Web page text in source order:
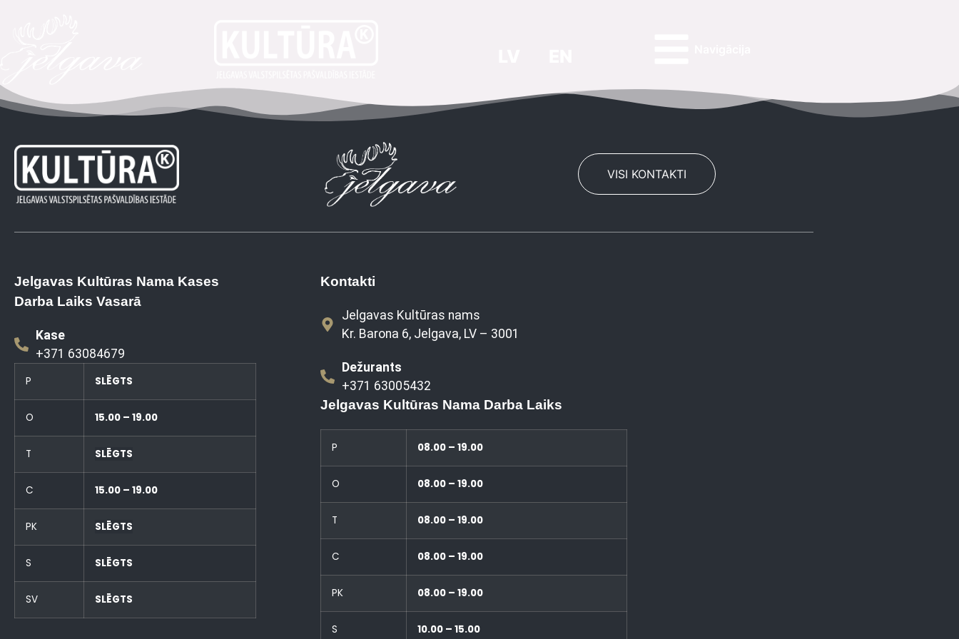
VISI KONTAKTI
Jelgavas Kultūras Nama Kases
Darba Laiks Vasarā
Kase
+371 63084679
P SLĒGTS
O 15.00 – 19.00
T SLĒGTS
C 15.00 – 19.00
PK SLĒGTS
S SLĒGTS
SV SLĒGTS
Kontakti
Jelgavas Kultūras nams
Kr. Barona 6, Jelgava, LV – 3001
Dežurants
+371 63005432
Jelgavas Kultūras Nama Darba Laiks
P 08.00 – 19.00
O 08.00 – 19.00
T 08.00 – 19.00
C 08.00 – 19.00
PK 08.00 – 19.00
S 10.00 – 15.00